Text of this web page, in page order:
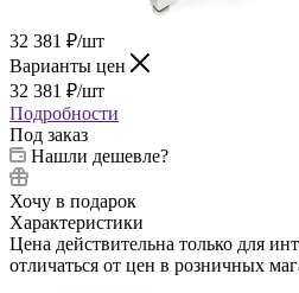
32 381 ₽/шт
Варианты цен
32 381 ₽/шт
Подробности
Под заказ
Нашли дешевле?
Хочу в подарок
Характеристики
Цена действительна только для
отличаться от цен в розничных